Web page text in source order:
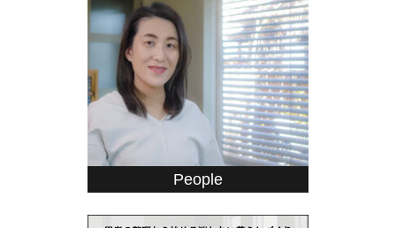
People